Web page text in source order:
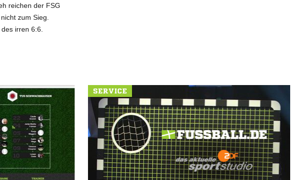
reichen der FSG
zum Sieg.
irren 6:6.
SERVICE